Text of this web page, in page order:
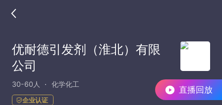
直播回放
优耐德引发剂（淮北）有限
公司
30-60人 化学化工
企业认证